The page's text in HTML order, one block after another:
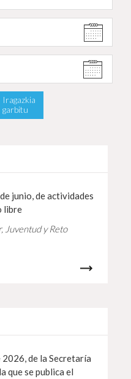
Iragazkia
garbitu
junio, de actividades
libre
Juventud y Reto
de la Secretaría
que se publica el